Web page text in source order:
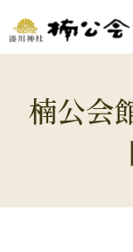
楠公会